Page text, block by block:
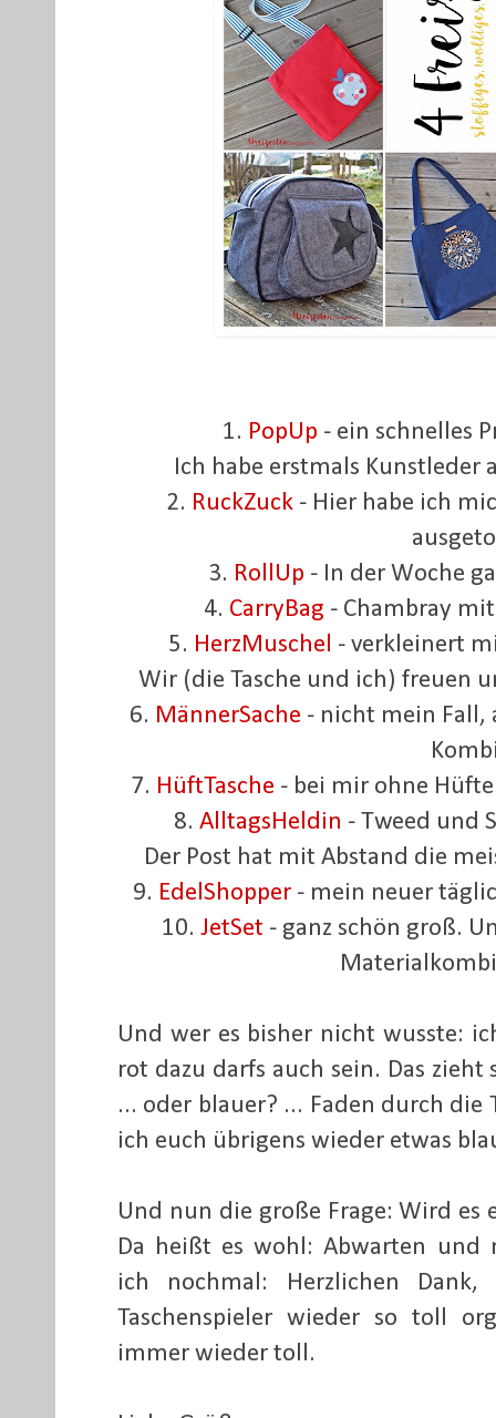
1. PopUp - ein schnelles
Ich habe erstmals Kunstleder
2. RuckZuck - Hier habe ich
3. RollUp - In der Woche
4. CarryBag - Chambray
5. HerzMuschel - verkleinert
Wir (die Tasche und ich) freuen
6. MännerSache - nicht mein Fall,
7. HüftTasche - bei mir ohne
8. AlltagsHeldin - Tweed und
Der Post hat mit Abstand die
9. EdelShopper - mein neuer
10. JetSet - ganz schön groß.
Und wer es bisher nicht wusste:
rot dazu darfs auch sein. Das
... oder blauer? ... Faden durch die
ich euch übrigens wieder etwas
Und nun die große Frage: Wird es
Da heißt es wohl: Abwarten und
ich nochmal: Herzlichen
Taschenspieler wieder so toll
immer wieder toll.